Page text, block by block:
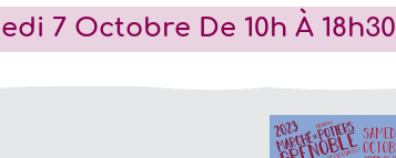
7 Octobre De 10h À 18h30